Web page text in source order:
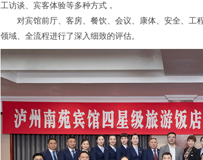
工访谈、宾客体验等多种方式，
对宾馆前厅、客房、餐饮、会议、康体、安全、工
领域、全流程进行了深入细致的评估。